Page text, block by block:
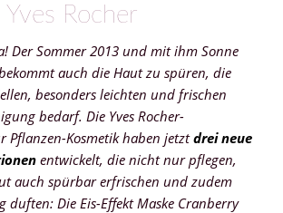
Yves Rocher
Der Sommer 2013 und mit ihm Sonne
auch die Haut zu spüren, die
besonders leichten und frischen
bedarf. Die Yves Rocher-
Pflanzen-Kosmetik haben jetztdrei neue
entwickelt, die nicht nur pflegen,
auch spürbar erfrischen und zudem
Die Eis-Effekt Maske Cranberry